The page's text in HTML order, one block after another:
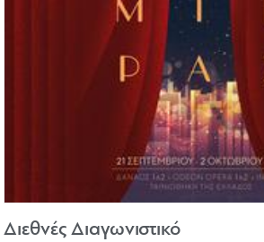
Διεθνές Διαγωνιστικό